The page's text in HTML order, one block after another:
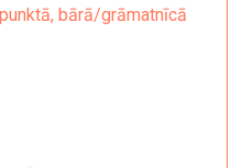
bārā/grāmatnīcā